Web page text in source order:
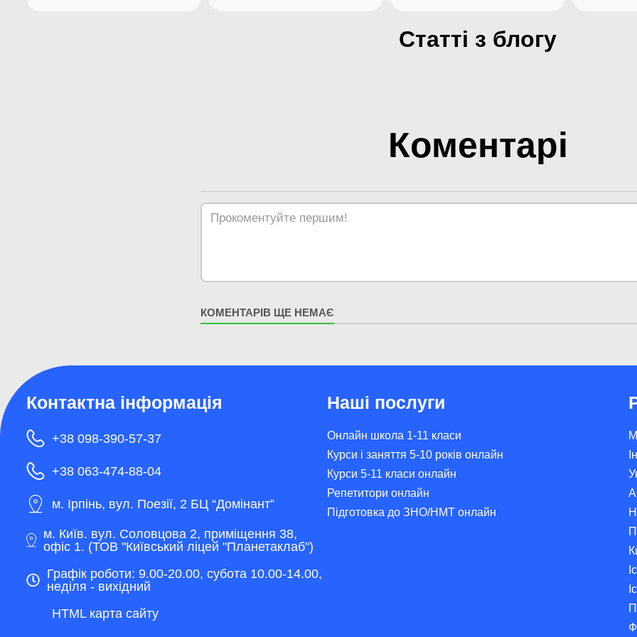
Статті з блогу
Що таке ЗНО, ДПА?
Коментарі
КОМЕНТАРІВ ЩЕ НЕМАЄ
Контактна інформація
+38 098-390-57-37
+38 063-474-88-04
м. Ірпінь, вул. Поезії, 2 БЦ “Домінант”
м. Київ. вул. Соловцова 2, приміщення 38,
офіс 1. (ТОВ "Київський ліцей "Планетаклаб")
Графік роботи: 9.00-20.00, субота 10.00-14.00,
неділя - вихідний
HTML карта сайту
Наші послуги
Онлайн школа 1-11 класи
Курси і заняття 5-10 років онлайн
Курси 5-11 класи онлайн
Репетитори онлайн
Підготовка до ЗНО/НМТ онлайн